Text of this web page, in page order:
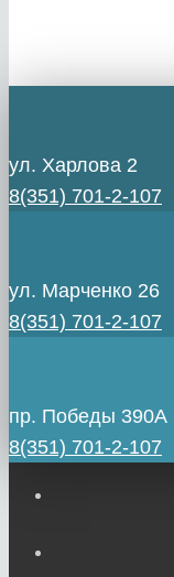
ул. Харлова 2
8(351) 701-2-107
ул. Марченко 26
8(351) 701-2-107
пр. Победы 390А
8(351) 701-2-107